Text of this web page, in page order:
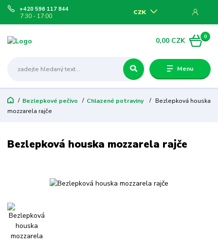
Menu
CZK
+420 596 117 844
7:30 - 17:00
0
0,00 CZK
Bezlepkové pečivo Chlazené potraviny
Bezlepková houska
mozzarela rajče
Bezlepková houska mozzarela rajče